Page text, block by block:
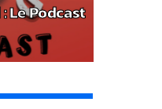
Le Podcast